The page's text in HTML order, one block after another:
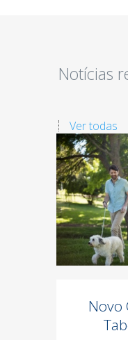
Notícias
Ver todas
Novo